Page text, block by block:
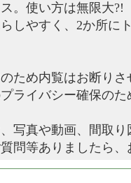
。使い方は無限大?!
しやすく、2か所に
ため内覧はお断り
ライバシー確保の
写真や動画、間取
問等ありましたら